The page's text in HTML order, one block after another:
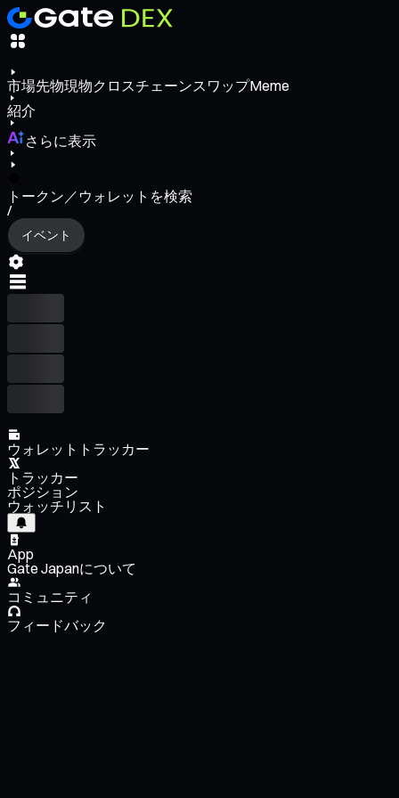
市場先物現物クロスチェーンスワップMeme
紹介
さらに表示
トークン／ウォレットを検索
/
イベント
ウォレットトラッカー
トラッカー
ポジション
ウォッチリスト
App
Gate Japanについて
コミュニティ
フィードバック